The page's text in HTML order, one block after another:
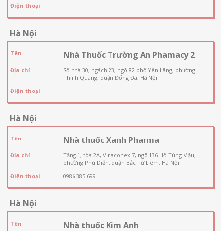
Điện thoại
Hà Nội
Tên Nhà Thuốc Trường An Phamacy 2
Địa chỉ
Số nhà 30, ngách 23, ngõ 82 phố Yên Lãng, phường
Thịnh Quang, quận Đống Đa, Hà Nội
Điện thoại
Hà Nội
Tên Nhà thuốc Xanh Pharma
Địa chỉ
Tầng 1, tòa 2A, Vinaconex 7, ngõ 136 Hồ Tùng Mậu,
phường Phú Diễn, quận Bắc Từ Liêm, Hà Nội
Điện thoại
0986 385 699
Hà Nội
Tên Nhà thuốc Kim Anh